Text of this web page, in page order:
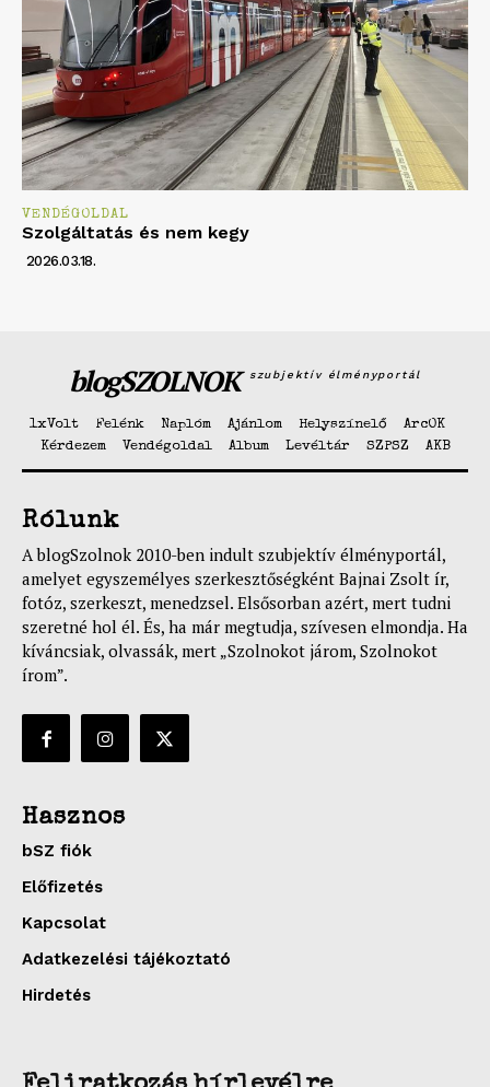
VENDÉGOLDAL
Szolgáltatás és nem kegy
2026.03.18.
blogSZOLNOK szubjektív élményportál
1xVolt Felénk Naplóm Ajánlom Helyszínelő
ArcOK
Kérdezem
Vendégoldal Album Levéltár SZPSZ AKB
Rólunk
A blogSzolnok 2010-ben indult szubjektív élményportál,
amelyet egyszemélyes szerkesztőségként Bajnai Zsolt ír,
fotóz, szerkeszt, menedzsel. Elsősorban azért, mert tudni
szeretné hol él. És, ha már megtudja, szívesen elmondja. Ha
kíváncsiak, olvassák, mert „Szolnokot járom, Szolnokot
írom”.
Hasznos
bSZ fiók
Előfizetés
Kapcsolat
Adatkezelési tájékoztató
Hirdetés